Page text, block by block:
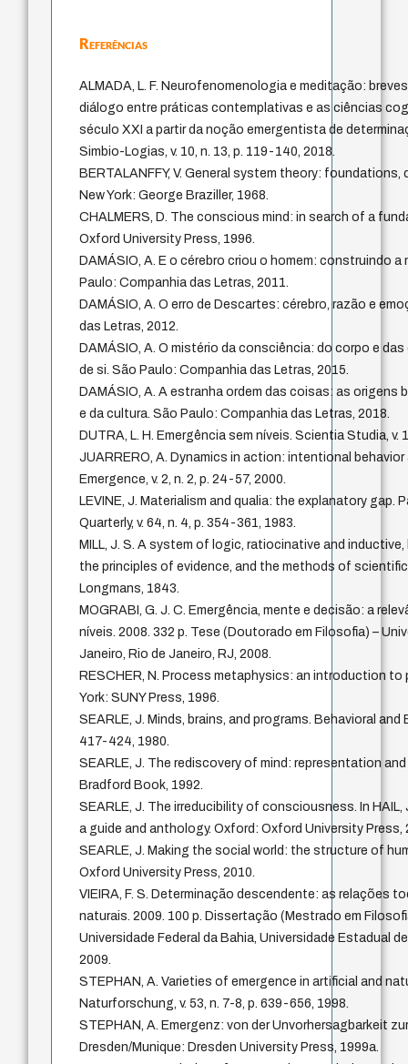
Referências
ALMADA, L. F. Neurofenomenologia e meditação:
diálogo entre práticas contemplativas e as ciências
século XXI a partir da noção emergentista de
Simbio-Logias, v. 10, n. 13, p. 119-140, 2018.
BERTALANFFY, V. General system theory:
New York: George Braziller, 1968.
CHALMERS, D. The conscious mind: in search of a
Oxford University Press, 1996.
DAMÁSIO, A. E o cérebro criou o homem: construindo
Paulo: Companhia das Letras, 2011.
DAMÁSIO, A. O erro de Descartes: cérebro, razão e
das Letras, 2012.
DAMÁSIO, A. O mistério da consciência: do corpo e
de si. São Paulo: Companhia das Letras, 2015.
DAMÁSIO, A. A estranha ordem das coisas: as
e da cultura. São Paulo: Companhia das Letras, 2018.
DUTRA, L. H. Emergência sem níveis. Scientia Studia, v.
JUARRERO, A. Dynamics in action: intentional
Emergence, v. 2, n. 2, p. 24-57, 2000.
LEVINE, J. Materialism and qualia: the explanatory gap.
Quarterly, v. 64, n. 4, p. 354-361, 1983.
MILL, J. S. A system of logic, ratiocinative and
the principles of evidence, and the methods of
Longmans, 1843.
MOGRABI, G. J. C. Emergência, mente e decisão: a
níveis. 2008. 332 p. Tese (Doutorado em Filosofia) –
Janeiro, Rio de Janeiro, RJ, 2008.
RESCHER, N. Process metaphysics: an introduction to
York: SUNY Press, 1996.
SEARLE, J. Minds, brains, and programs. Behavioral and
417-424, 1980.
SEARLE, J. The rediscovery of mind: representation and
Bradford Book, 1992.
SEARLE, J. The irreducibility of consciousness. In
a guide and anthology. Oxford: Oxford University Press,
SEARLE, J. Making the social world: the structure of
Oxford University Press, 2010.
VIEIRA, F. S. Determinação descendente: as relações
naturais. 2009. 100 p. Dissertação (Mestrado em
Universidade Federal da Bahia, Universidade Estadual
2009.
STEPHAN, A. Varieties of emergence in artificial and
Naturforschung, v. 53, n. 7-8, p. 639-656, 1998.
STEPHAN, A. Emergenz: von der Unvorhersagbarkeit
Dresden/Munique: Dresden University Press, 1999a.